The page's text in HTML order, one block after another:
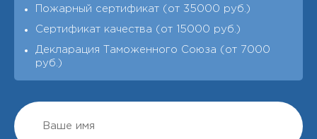
Пожарный сертификат (от 35000 руб.)
Сертификат качества (от 15000 руб.)
Декларация Таможенного Союза (от 7000
руб.)